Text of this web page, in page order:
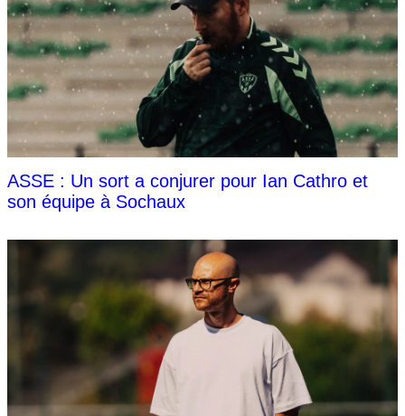
ASSE : Un sort a conjurer pour Ian Cathro et
son équipe à Sochaux